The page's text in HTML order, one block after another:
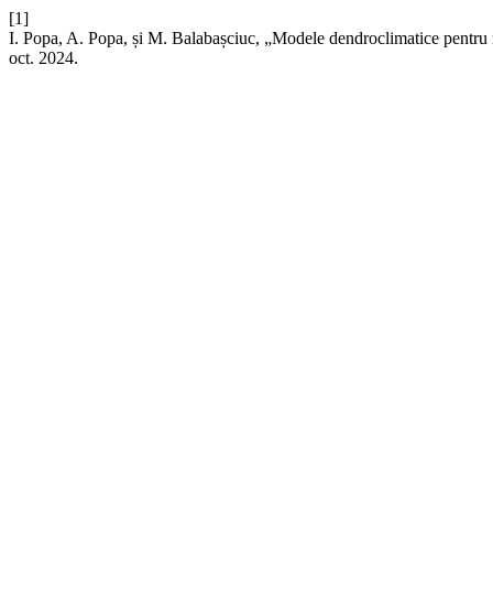
[1]
I. Popa, A. Popa, și M. Balabașciuc, „Modele dendroclimatice
oct. 2024.